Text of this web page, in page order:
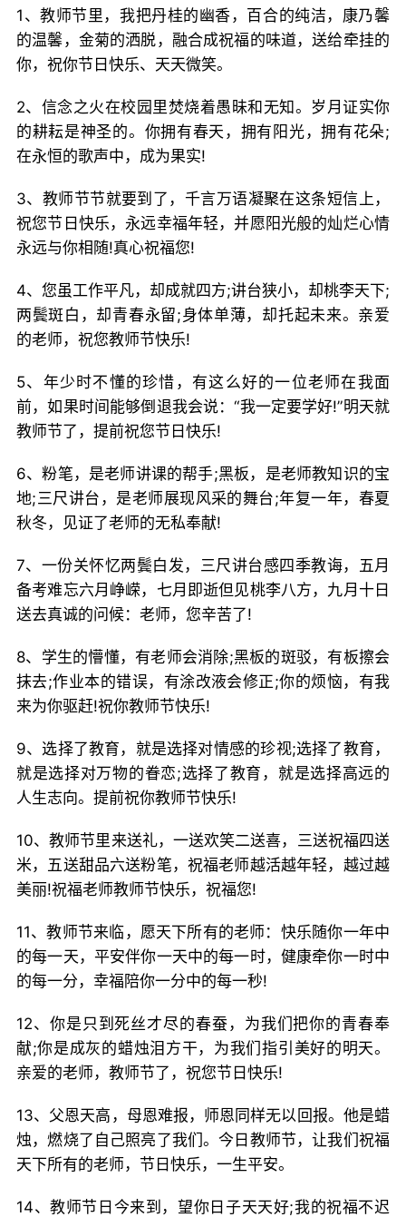
1、教师节里，我把丹桂的幽香，百合的纯洁，康乃馨
的温馨，金菊的洒脱，融合成祝福的味道，送给牵挂的
你，祝你节日快乐、天天微笑。
2、信念之火在校园里焚烧着愚昧和无知。岁月证实你
的耕耘是神圣的。你拥有春天，拥有阳光，拥有花朵;
在永恒的歌声中，成为果实!
3、教师节节就要到了，千言万语凝聚在这条短信上，
祝您节日快乐，永远幸福年轻，并愿阳光般的灿烂心情
永远与你相随!真心祝福您!
4、您虽工作平凡，却成就四方;讲台狭小，却桃李天下;
两鬓斑白，却青春永留;身体单薄，却托起未来。亲爱
的老师，祝您教师节快乐!
5、年少时不懂的珍惜，有这么好的一位老师在我面
前，如果时间能够倒退我会说：“我一定要学好!”明天就
教师节了，提前祝您节日快乐!
6、粉笔，是老师讲课的帮手;黑板，是老师教知识的宝
地;三尺讲台，是老师展现风采的舞台;年复一年，春夏
秋冬，见证了老师的无私奉献!
7、一份关怀忆两鬓白发，三尺讲台感四季教诲，五月
备考难忘六月峥嵘，七月即逝但见桃李八方，九月十日
送去真诚的问候：老师，您辛苦了!
8、学生的懵懂，有老师会消除;黑板的斑驳，有板擦会
抹去;作业本的错误，有涂改液会修正;你的烦恼，有我
来为你驱赶!祝你教师节快乐!
9、选择了教育，就是选择对情感的珍视;选择了教育，
就是选择对万物的眷恋;选择了教育，就是选择高远的
人生志向。提前祝你教师节快乐!
10、教师节里来送礼，一送欢笑二送喜，三送祝福四送
米，五送甜品六送粉笔，祝福老师越活越年轻，越过越
美丽!祝福老师教师节快乐，祝福您!
11、教师节来临，愿天下所有的老师：快乐随你一年中
的每一天，平安伴你一天中的每一时，健康牵你一时中
的每一分，幸福陪你一分中的每一秒!
12、你是只到死丝才尽的春蚕，为我们把你的青春奉
献;你是成灰的蜡烛泪方干，为我们指引美好的明天。
亲爱的老师，教师节了，祝您节日快乐!
13、父恩天高，母恩难报，师恩同样无以回报。他是蜡
烛，燃烧了自己照亮了我们。今日教师节，让我们祝福
天下所有的老师，节日快乐，一生平安。
14、教师节日今来到，望你日子天天好;我的祝福不迟